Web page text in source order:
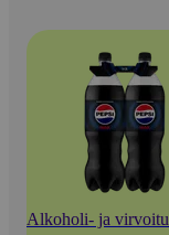
Alkoholi- ja